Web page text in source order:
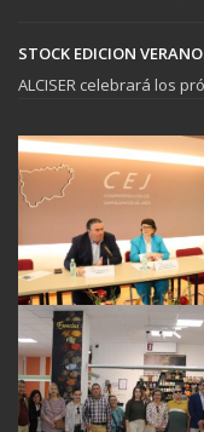
STOCK EDICION
ALCISER celebrará los